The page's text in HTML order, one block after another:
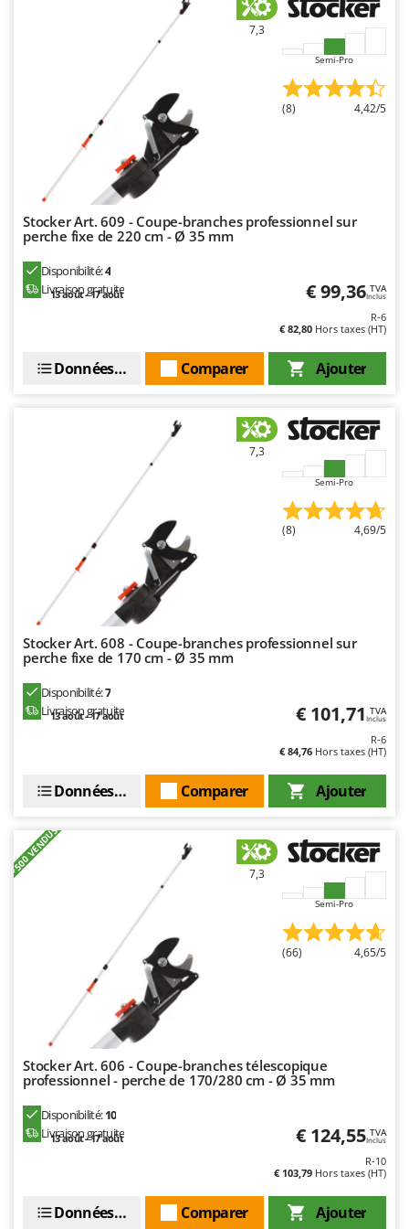
McCulloch
Michelin
Mille
Minox
Mockmill
MOSA
MTD
NuAir
NuovaFac
O
Officine Savioli
Oliviero
Olix
OMA
Ooni
Oriental Koshin
Palumbo Pavi
Partisani
Paterlini
Philips
Pramac
Prismafood
R
R.G.V.
Redback
7,3
Semi-Pro
(8) 4,42/5
Stocker Art. 609 - Coupe-branches professionnel sur
perche fixe de 220 cm - Ø 35 mm
Disponibilité:4
Livraison gratuite
13 août - 17 août € 99,36 TVA
Inclus
R-6
€ 82,80 Hors taxes (HT)
Ajouter
Comparer
Données techniques
7,3
Semi-Pro
(8) 4,69/5
Stocker Art. 608 - Coupe-branches professionnel sur
perche fixe de 170 cm - Ø 35 mm
Disponibilité:7
Livraison gratuite
13 août - 17 août € 101,71 TVA
Inclus
R-6
€ 84,76 Hors taxes (HT)
Ajouter
Comparer
Données techniques
+500 VENDUS 7,3
Semi-Pro
(66) 4,65/5
Stocker Art. 606 - Coupe-branches télescopique
professionnel - perche de 170/280 cm - Ø 35 mm
Disponibilité:10
Livraison gratuite
13 août - 17 août € 124,55 TVA
Inclus
R-10
€ 103,79 Hors taxes (HT)
Ajouter
Comparer
Données techniques